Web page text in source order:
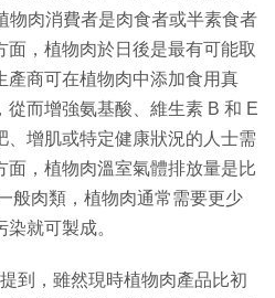
物肉消費者是肉食者或半素食者
，植物肉於日後是最有可能取
產商可在植物肉中添加食用真
從而增強氨基酸、維生素 B 和 E
、增肌或特定健康狀況的人士需
面，植物肉溫室氣體排放量是比
般肉類，植物肉通常需要更少
就可製成。
到，雖然現時植物肉產品比初